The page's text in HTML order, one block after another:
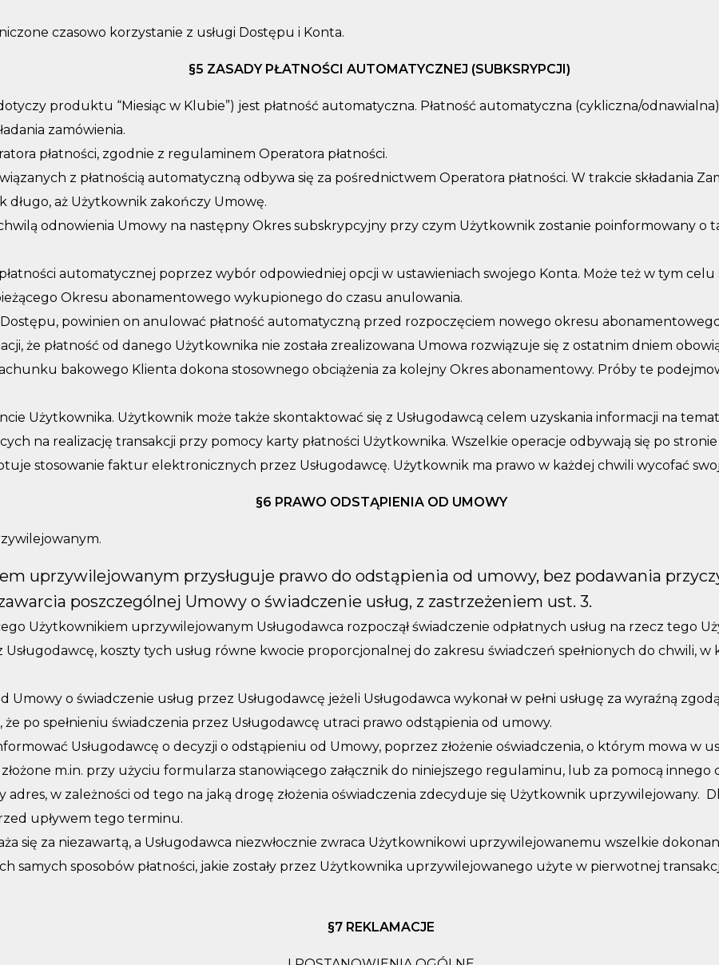
czasowo korzystanie z usługi Dostępu i Konta.
§5 ZASADY PŁATNOŚCI AUTOMATYCZNEJ (SUBKSRYPCJI)
produktu “Miesiąc w Klubie”) jest płatność automatyczna. Płatność automatyczna (cykliczna/
zamówienia.
płatności, zgodnie z regulaminem Operatora płatności.
z płatnością automatyczną odbywa się za pośrednictwem Operatora płatności. W trakcie składania
aż Użytkownik zakończy Umowę.
odnowienia Umowy na następny Okres subskrypcyjny przy czym Użytkownik zostanie poinformowany o
automatycznej poprzez wybór odpowiedniej opcji w ustawieniach swojego Konta. Może też w tym
Okresu abonamentowego wykupionego do czasu anulowania.
powinien on anulować płatność automatyczną przed rozpoczęciem nowego okresu
że płatność od danego Użytkownika nie została zrealizowana Umowa rozwiązuje się z ostatnim dniem
bakowego Klienta dokona stosownego obciążenia za kolejny Okres abonamentowy. Próby te
Użytkownika. Użytkownik może także skontaktować się z Usługodawcą celem uzyskania informacji na
na realizację transakcji przy pomocy karty płatności Użytkownika. Wszelkie operacje odbywają się po
stosowanie faktur elektronicznych przez Usługodawcę. Użytkownik ma prawo w każdej chwili wycofać
§6 PRAWO ODSTĄPIENIA OD UMOWY
uprzywilejowanym przysługuje prawo do odstąpienia od umowy, bez podawania
poszczególnej Umowy o świadczenie usług, z zastrzeżeniem ust. 3.
Użytkownikiem uprzywilejowanym Usługodawca rozpoczął świadczenie odpłatnych usług na rzecz tego
koszty tych usług równe kwocie proporcjonalnej do zakresu świadczeń spełnionych do chwili,
o świadczenie usług przez Usługodawcę jeżeli Usługodawca wykonał w pełni usługę za wyraźną
po spełnieniu świadczenia przez Usługodawcę utraci prawo odstąpienia od umowy.
Usługodawcę o decyzji o odstąpieniu od Umowy, poprzez złożenie oświadczenia, o którym mowa w
m.in. przy użyciu formularza stanowiącego załącznik do niniejszego regulaminu, lub za pomocą
adres, w zależności od tego na jaką drogę złożenia oświadczenia zdecyduje się Użytkownik uprzywilejowany.
upływem tego terminu.
się za niezawartą, a Usługodawca niezwłocznie zwraca Użytkownikowi uprzywilejowanemu wszelkie
samych sposobów płatności, jakie zostały przez Użytkownika uprzywilejowanego użyte w pierwotnej
§7 REKLAMACJE